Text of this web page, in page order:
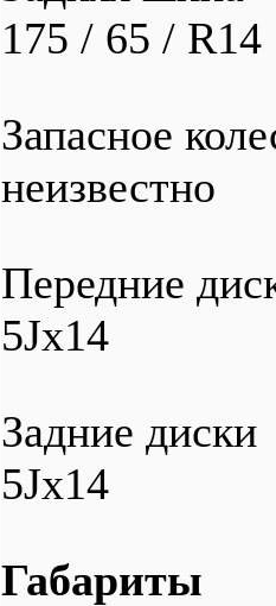
175 / 65 / R14
Запасное
неизвестно
Передние
5Jx14
Задние диски
5Jx14
Габариты